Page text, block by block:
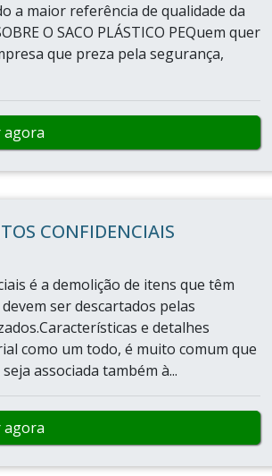
a maior referência de qualidade da
O SACO PLÁSTICO PEQuem quer
que preza pela segurança,
agora
CONFIDENCIAIS
é a demolição de itens que têm
ser descartados pelas
e detalhes
como um todo, é muito comum que
associada também à...
agora